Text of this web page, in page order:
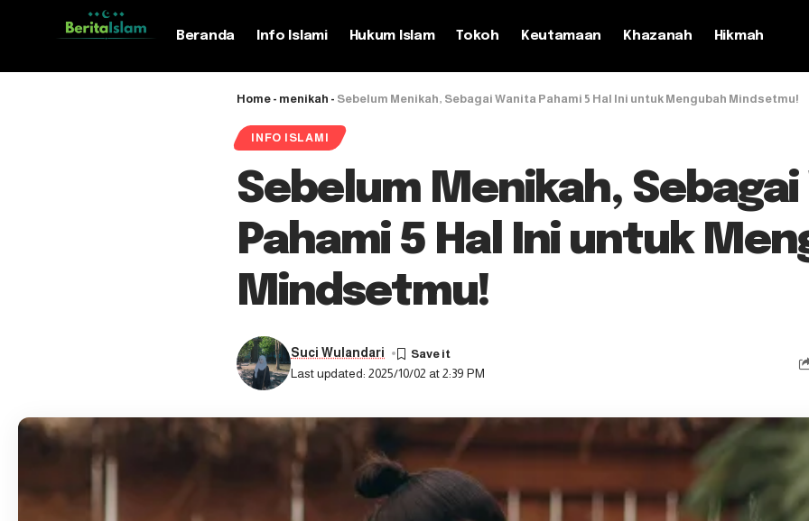
Beranda Info Islami Hukum Islam Tokoh Keutamaan Khazanah Hikmah
Home - menikah - Sebelum Menikah, Sebagai Wanita Pahami 5 Hal Ini untuk Mengubah Mindsetmu!
INFO ISLAMI
Sebelum Menikah,
Pahami 5 Hal Ini untuk
Mindsetmu!
Last updated: 2025/10/02 at 2:39 PM
Suci Wulandari